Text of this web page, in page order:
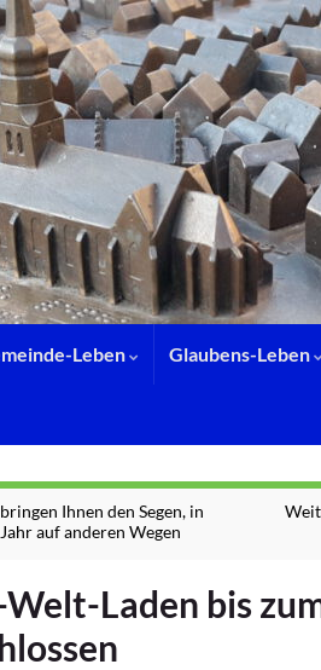
Leben Glaubens-Leben
Ihnen den Segen, in
auf anderen Wegen
Welt-Laden bis